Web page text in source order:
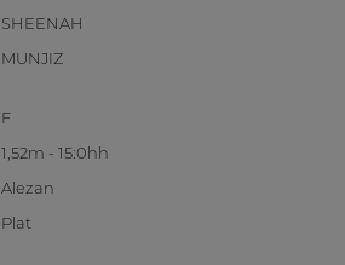
SHEENAH
MUNJIZ
F
1,52m - 15:0hh
Alezan
Plat